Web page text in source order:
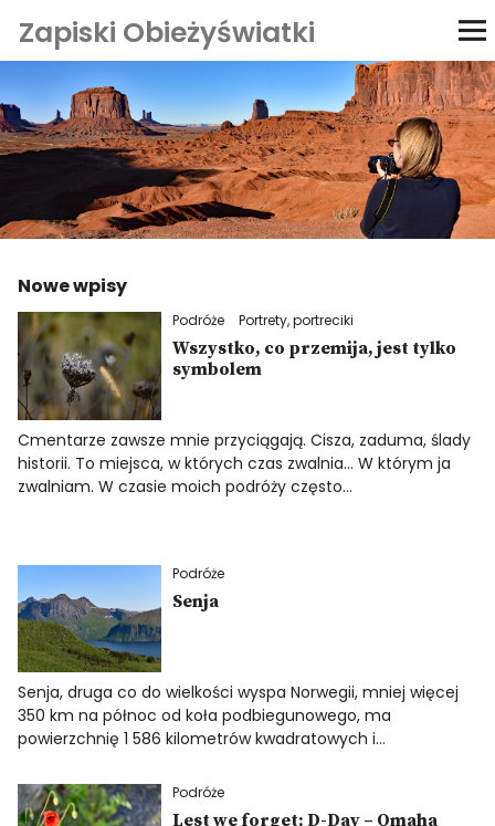
Zapiski Obieżyświatki
Podróże
Kultura i sztuka
Kątem oka
Niezwyczajne ściany
Dom na kółkach
Nowe wpisy
Podróże Portrety, portreciki
Wszystko, co przemija, jest tylko
symbolem
Cmentarze zawsze mnie przyciągają. Cisza, zaduma, ślady
historii. To miejsca, w których czas zwalnia… W którym ja
zwalniam. W czasie moich podróży często…
Podróże
Senja
Senja, druga co do wielkości wyspa Norwegii, mniej więcej
350 km na północ od koła podbiegunowego, ma
powierzchnię 1 586 kilometrów kwadratowych i…
Podróże
Lest we forget: D-Day – Omaha